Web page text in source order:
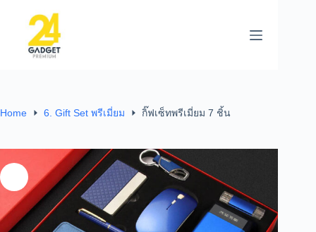
Home 6. Gift Set พรีเมี่ยม กิ๊ฟเซ็ทพรีเมี่ยม 7 ชิ้น